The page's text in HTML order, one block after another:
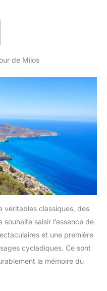
de Milos
véritables classiques, des
saisir l’essence de
et une première
cycladiques. Ce sont
la mémoire du